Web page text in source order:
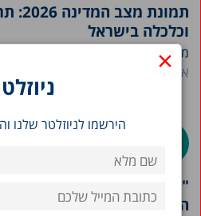
×
הירשמו לניוזלטר שלנו
וכלכלה בישראל
מרכז טאוב מפרסם את חוברת
אבי וייס
"מורות חוצות גבולות":
האדם במערכת החינוך